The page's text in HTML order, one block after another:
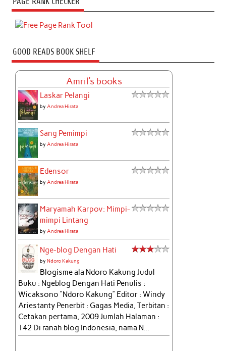
GOOD READS BOOK SHELF
Amril's books
Laskar Pelangi
byAndrea Hirata
Sang Pemimpi
byAndrea Hirata
Edensor
byAndrea Hirata
Maryamah Karpov: Mimpi-
mimpi Lintang
byAndrea Hirata
Nge-blog Dengan Hati
byNdoro Kakung
Blogisme ala Ndoro Kakung Judul
Buku : Ngeblog Dengan Hati Penulis :
Wicaksono “Ndoro Kakung” Editor : Windy
Ariestanty Penerbit : Gagas Media, Terbitan :
Cetakan pertama, 2009 Jumlah Halaman :
142 Di ranah blog Indonesia, nama N...